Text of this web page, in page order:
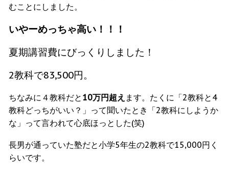
むことにしました。
いやーめっちゃ高い！！！
夏期講習費にびっくりしました！
2教科で83,500円。
ちなみに４教科だと 10万円超え ます。たくに「2教科と4
教科どっちがいい？」って聞いたとき「2教科にしようか
な」って言われて心底ほっとした(笑)
長男が通っていた塾だと小学5年生の2教科で15,000円く
らいです。